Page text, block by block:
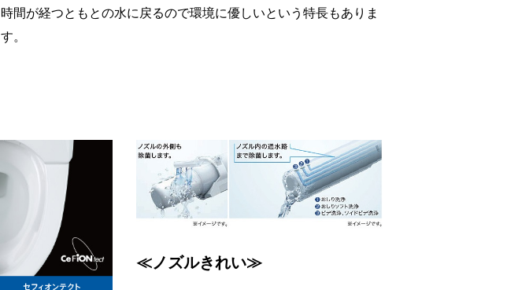
時間が経つともとの水に戻るので環境に優しいという特長もありま
す。
≪ノズルきれい≫